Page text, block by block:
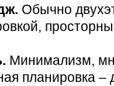
Обычно
Минимализм,
планировка –